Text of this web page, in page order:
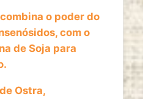
o poder do
com o
de Soja para
Ostra,